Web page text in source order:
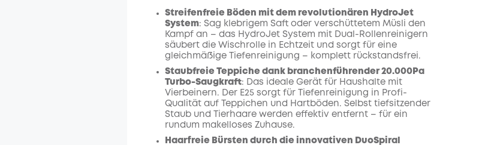
Streifenfreie Böden mit dem revolutionären HydroJet
System: Sag klebrigem Saft oder verschüttetem Müsli den
Kampf an – das HydroJet System mit Dual-Rollenreinigern
säubert die Wischrolle in Echtzeit und sorgt für eine
gleichmäßige Tiefenreinigung – komplett rückstandsfrei.
Staubfreie Teppiche dank branchenführender 20.000Pa
Turbo-Saugkraft: Das ideale Gerät für Haushalte mit
Vierbeinern. Der E25 sorgt für Tiefenreinigung in Profi-
Qualität auf Teppichen und Hartböden. Selbst tiefsitzender
Staub und Tierhaare werden effektiv entfernt – für ein
rundum makelloses Zuhause.
Haarfreie Bürsten durch die innovativen DuoSpiral